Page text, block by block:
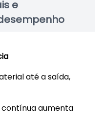
e
até a saída,
contínua aumenta